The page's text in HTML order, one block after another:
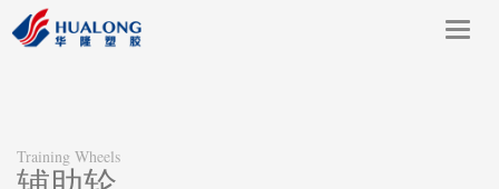
Training Wheels